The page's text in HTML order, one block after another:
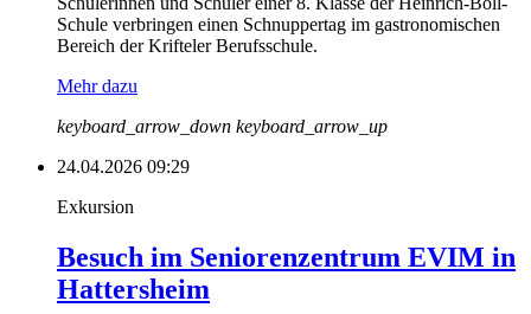
Schule verbringen einen Schnuppertag im gastronomischen
Bereich der Krifteler Berufsschule.
Mehr dazu
keyboard_arrow_down keyboard_arrow_up
24.04.2026 09:29
Exkursion
Besuch im Seniorenzentrum EVIM in
Hattersheim